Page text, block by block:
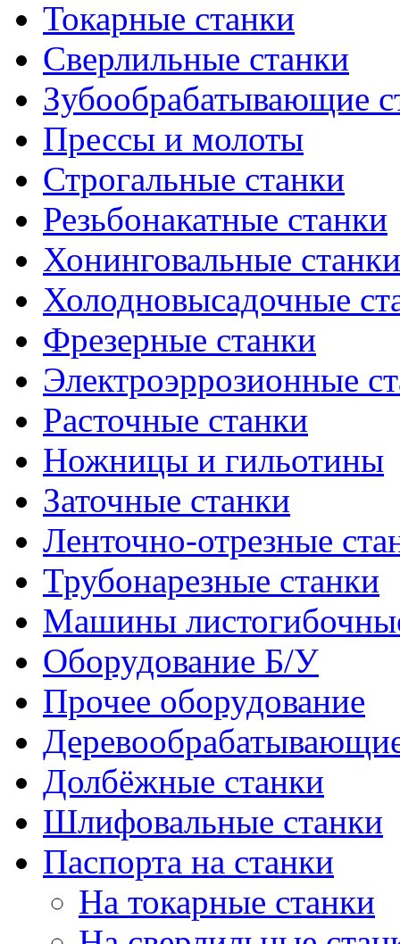
Токарные станки
Сверлильные станки
Зубообрабатывающие
Прессы и молоты
Строгальные станки
Резьбонакатные станки
Хонинговальные станки
Холодновысадочные
Фрезерные станки
Электроэррозионные
Расточные станки
Ножницы и гильотины
Заточные станки
Ленточно-отрезные
Трубонарезные станки
Машины
Оборудование Б/У
Прочее оборудование
Долбёжные станки
Шлифовальные станки
Паспорта на станки
На токарные станки